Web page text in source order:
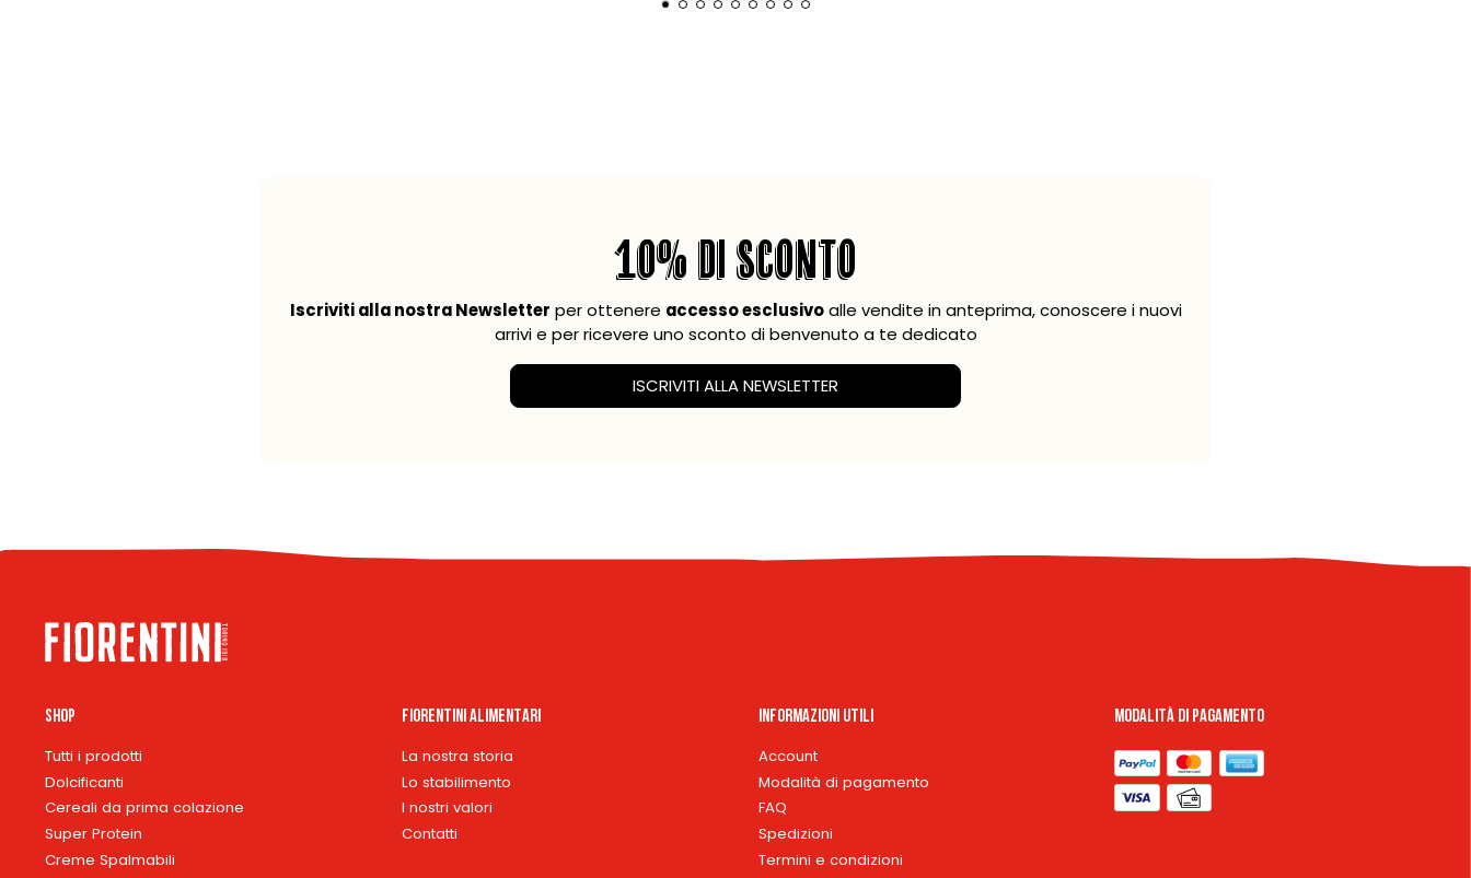
10% DI SCONTO
Iscriviti alla nostra Newsletter per ottenere accesso esclusivoalle vendite in anteprima, conoscere i nuovi
arrivi e per ricevere uno sconto di benvenuto a te dedicato
ISCRIVITI ALLA NEWSLETTER
Shop
Tutti i prodotti
Dolcificanti
Cereali da prima colazione
Super Protein
Creme Spalmabili
Fiorentini Alimentari
La nostra storia
Lo stabilimento
I nostri valori
Contatti
Informazioni Utili
Account
Modalità di pagamento
FAQ
Spedizioni
Termini e condizioni
Modalità di pagamento